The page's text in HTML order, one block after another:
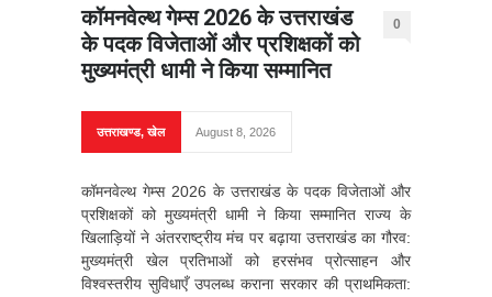
कॉमनवेल्थ गेम्स 2026 के उत्तराखंड
के पदक विजेताओं और प्रशिक्षकों को
मुख्यमंत्री धामी ने किया सम्मानित
0
उत्तराखण्ड,खेल August 8, 2026
कॉमनवेल्थ गेम्स 2026 के उत्तराखंड के पदक विजेताओं और
प्रशिक्षकों को मुख्यमंत्री धामी ने किया सम्मानित राज्य के
खिलाड़ियों ने अंतरराष्ट्रीय मंच पर बढ़ाया उत्तराखंड का गौरव:
मुख्यमंत्री खेल प्रतिभाओं को हरसंभव प्रोत्साहन और
विश्वस्तरीय सुविधाएँ उपलब्ध कराना सरकार की प्राथमिकता: